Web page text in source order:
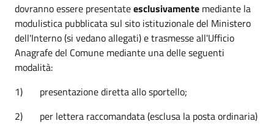
dovranno essere presentateesclusivamente mediante la
modulistica pubblicata sul sito istituzionale del Ministero
dell'Interno (si vedano allegati) e trasmesse all'Ufficio
Anagrafe del Comune mediante una delle seguenti
modalità:
1) presentazione diretta allo sportello;
2) per lettera raccomandata (esclusa la posta ordinaria)